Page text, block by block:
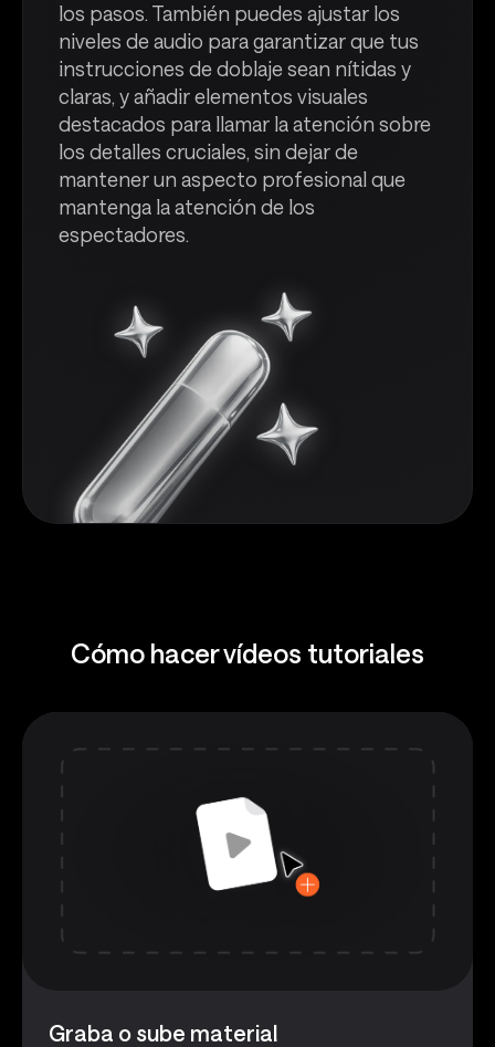
los pasos. También puedes ajustar los
niveles de audio para garantizar que tus
instrucciones de doblaje sean nítidas y
claras, y añadir elementos visuales
destacados para llamar la atención sobre
los detalles cruciales, sin dejar de
mantener un aspecto profesional que
mantenga la atención de los
espectadores.
Cómo hacer vídeos tutoriales
Graba o sube material